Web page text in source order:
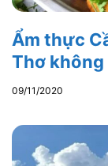
Ẩm thực
Thơ
09/11/2020